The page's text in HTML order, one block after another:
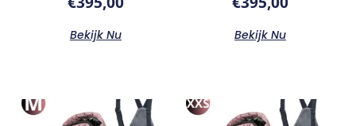
Bekijk Nu Bekijk Nu